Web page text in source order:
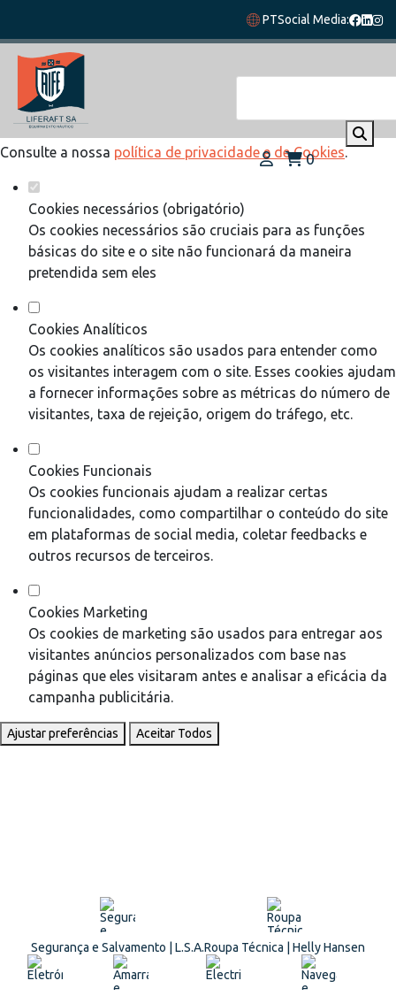
Defina as suas preferências de cookies
para este website.
Este website utiliza cookies estritamente necessários,
analíticos e funcionais, para lhe oferecer uma boa experiência
de navegação e acesso a todas as funcionalidades.
Consulte a nossa política de privacidade e de Cookies.
Cookies necessários (obrigatório)
Os cookies necessários são cruciais para as funções
básicas do site e o site não funcionará da maneira
pretendida sem eles
Cookies Analíticos
Os cookies analíticos são usados para entender como
os visitantes interagem com o site. Esses cookies ajudam
a fornecer informações sobre as métricas do número de
visitantes, taxa de rejeição, origem do tráfego, etc.
Cookies Funcionais
Os cookies funcionais ajudam a realizar certas
funcionalidades, como compartilhar o conteúdo do site
em plataformas de social media, coletar feedbacks e
outros recursos de terceiros.
Cookies Marketing
Os cookies de marketing são usados para entregar aos
visitantes anúncios personalizados com base nas
páginas que eles visitaram antes e analisar a eficácia da
campanha publicitária.
Ajustar preferências Aceitar Todos
PTSocial Media:
0
Segurança e Salvamento | L.S.A.Roupa Técnica | Helly Hansen